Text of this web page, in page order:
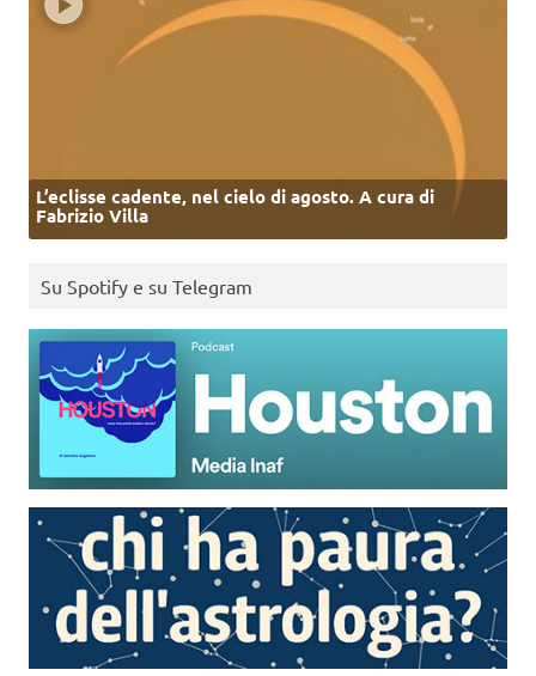
L’eclisse cadente, nel cielo di agosto. A cura di
Fabrizio Villa
Su Spotify e su Telegram